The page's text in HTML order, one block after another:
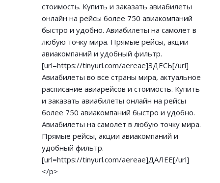
стоимость. Купить и заказать авиабилеты
онлайн на рейсы более 750 авиакомпаний
быстро и удобно. Авиабилеты на самолет в
любую точку мира. Прямые рейсы, акции
авиакомпаний и удобный фильтр.
[url=https://tinyurl.com/aereae]ЗДЕСЬ[/url]
Авиабилеты во все страны мира, актуальное
расписание авиарейсов и стоимость. Купить
и заказать авиабилеты онлайн на рейсы
более 750 авиакомпаний быстро и удобно.
Авиабилеты на самолет в любую точку мира.
Прямые рейсы, акции авиакомпаний и
удобный фильтр.
[url=https://tinyurl.com/aereae]ДАЛЕЕ[/url]
</p>